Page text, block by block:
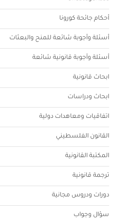
أحكام جائحة كورونا
أسئلة وأجوبة شائعة للمنح والبعثات
أسئلة وأجوبة قانونية شائعة
ابحاث قانونية
ابحاث ودراسات
اتفاقيات ومعاهدات دولية
القانون الفلسطيني
المكتبة القانونية
ترجمة قانونية
دورات ودروس مجانية
سؤال وجواب